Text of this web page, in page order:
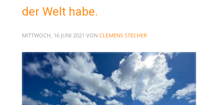
der Welt habe.
MITTWOCH, 16 JUNI 2021 VON CLEMENS STECHER